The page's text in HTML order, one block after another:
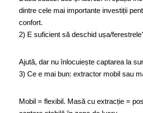
dintre cele mai importante investiții
confort.
2) E suficient să deschid ușa/
Ajută, dar nu înlocuiește captarea la
3) Ce e mai bun: extractor mobil sau
Mobil = flexibil. Masă cu extracție =